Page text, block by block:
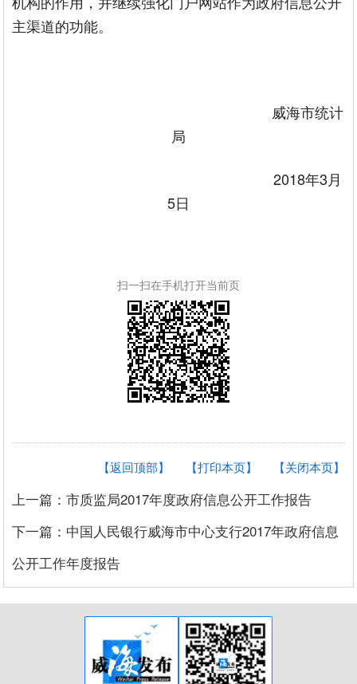
主渠道的功能。
威海市统计
局
2018年3月
5日
扫一扫在手机打开当前页
【关闭本页】
【打印本页】
【返回顶部】
上一篇：市质监局2017年度政府信息公开工作报告
下一篇：中国人民银行威海市中心支行2017年政府信息
公开工作年度报告